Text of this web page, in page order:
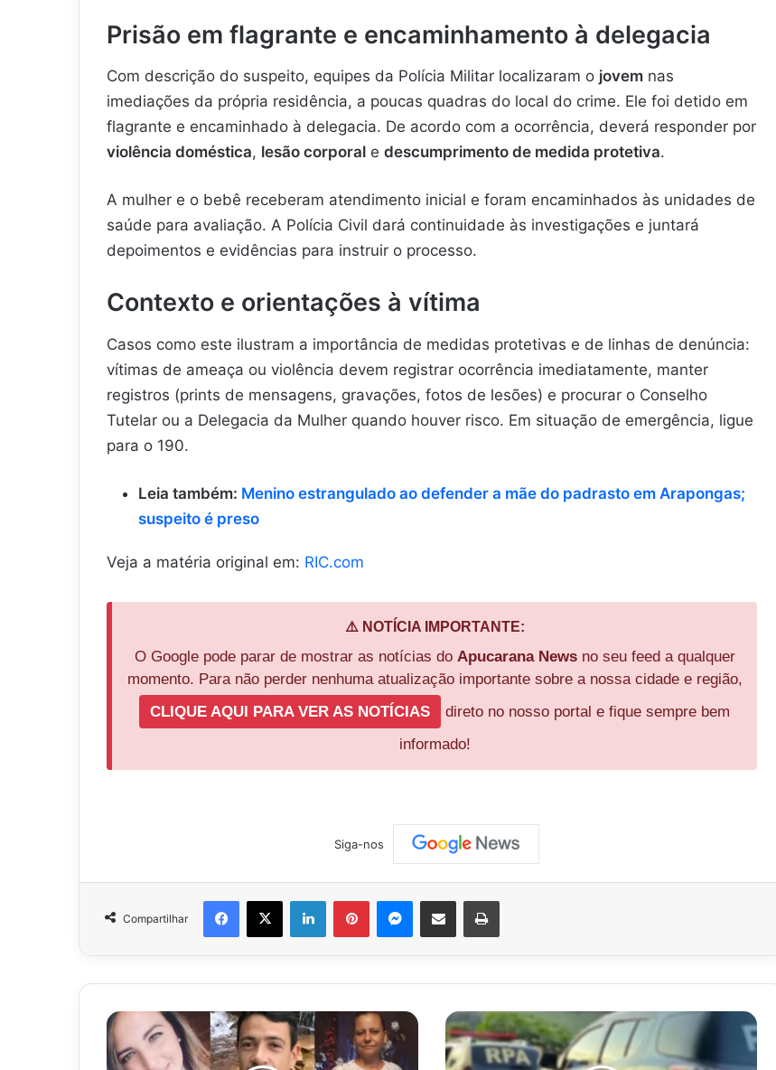
Prisão em flagrante e encaminhamento à delegacia
Com descrição do suspeito, equipes da Polícia Militar localizaram o jovem nas
imediações da própria residência, a poucas quadras do local do crime. Ele foi detido em
flagrante e encaminhado à delegacia. De acordo com a ocorrência, deverá responder por
violência doméstica, lesão corporal e descumprimento de medida protetiva.
A mulher e o bebê receberam atendimento inicial e foram encaminhados às unidades de
saúde para avaliação. A Polícia Civil dará continuidade às investigações e juntará
depoimentos e evidências para instruir o processo.
Contexto e orientações à vítima
Casos como este ilustram a importância de medidas protetivas e de linhas de denúncia:
vítimas de ameaça ou violência devem registrar ocorrência imediatamente, manter
registros (prints de mensagens, gravações, fotos de lesões) e procurar o Conselho
Tutelar ou a Delegacia da Mulher quando houver risco. Em situação de emergência, ligue
para o 190.
Leia também: Menino estrangulado ao defender a mãe do padrasto em Arapongas;
suspeito é preso
Veja a matéria original em: RIC.com
⚠️ NOTÍCIA IMPORTANTE:
O Google pode parar de mostrar as notícias do Apucarana Newsno seu feed a qualquer
momento. Para não perder nenhuma atualização importante sobre a nossa cidade e região,
CLIQUE AQUI PARA VER AS NOTÍCIAS
direto no nosso portal e fique sempre bem
informado!
Siga-nos
Compartilhar
Facebook
X LinkedinPinterestMessenger
Compartilhar via e-mail Imprimir
Tragédia
na
BR-
Padrasto
mata
enteada